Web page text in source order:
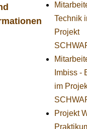
Technik
Projekt
Imbiss -
im
Projekt